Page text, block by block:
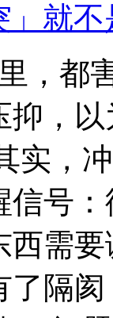
就
，都
抑，
实，
信号
西需
了隔